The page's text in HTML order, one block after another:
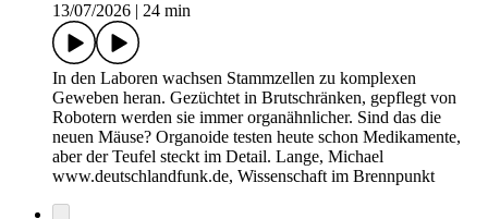
13/07/2026
24 min
In den Laboren wachsen Stammzellen zu komplexen
Geweben heran. Gezüchtet in Brutschränken, gepflegt von
Robotern werden sie immer organähnlicher. Sind das die
neuen Mäuse? Organoide testen heute schon Medikamente,
aber der Teufel steckt im Detail. Lange, Michael
www.deutschlandfunk.de, Wissenschaft im Brennpunkt